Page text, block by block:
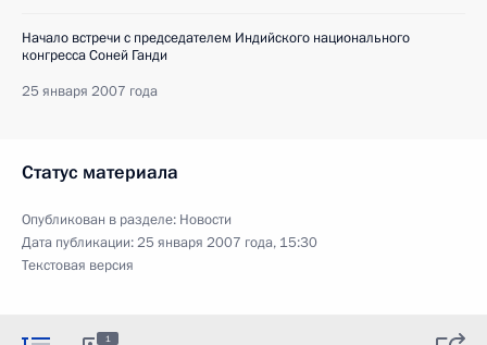
Начало встречи с председателем Индийского национального
конгресса Соней Ганди
25 января 2007 года
Статус материала
Опубликован в разделе: Новости
Дата публикации:25 января 2007 года, 15:30
Текстовая версия
1